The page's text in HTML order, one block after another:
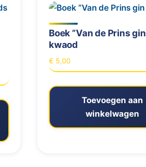
Boek ”Van de Prins gin
kwaod
€ 5,00
Toevoegen aan
winkelwagen